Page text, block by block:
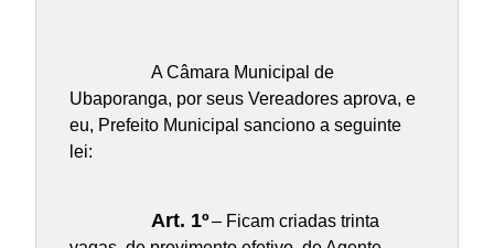
A Câmara Municipal de
Ubaporanga, por seus Vereadores aprova, e
eu, Prefeito Municipal sanciono a seguinte
lei:
Art. 1º– Ficam criadas trinta